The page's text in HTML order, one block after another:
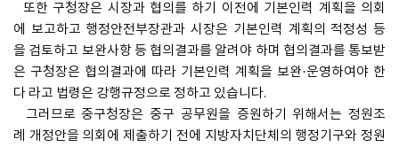
또한 구청장은 시장과 협의를 하기 이전에 기본인력 계획을 의회
에 보고하고 행정안전부장관과 시장은 기본인력 계획의 적정성 등
을 검토하고 보완사항 등 협의결과를 알려야 하며 협의결과를 통보받
은 구청장은 협의결과에 따라 기본인력 계획을 보완·운영하여야 한
다 라고 법령은 강행규정으로 정하고 있습니다.
그러므로 중구청장은 중구 공무원을 증원하기 위해서는 정원조
례 개정안을 의회에 제출하기 전에 지방자치단체의 행정기구와 정원